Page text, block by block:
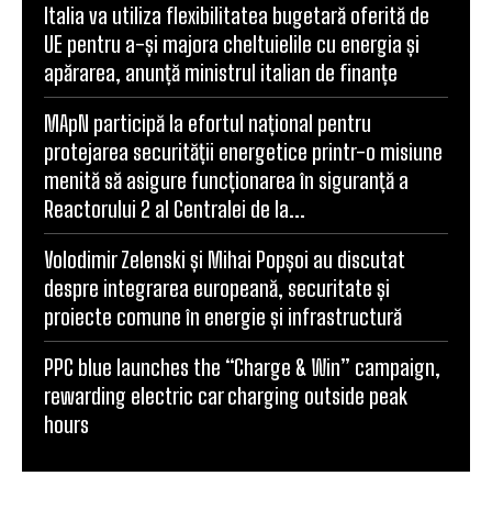
Italia va utiliza flexibilitatea bugetară oferită de
UE pentru a-și majora cheltuielile cu energia și
apărarea, anunță ministrul italian de finanțe
MApN participă la efortul național pentru
protejarea securității energetice printr-o misiune
menită să asigure funcționarea în siguranță a
Reactorului 2 al Centralei de la...
Volodimir Zelenski și Mihai Popșoi au discutat
despre integrarea europeană, securitate și
proiecte comune în energie și infrastructură
PPC blue launches the “Charge & Win” campaign,
rewarding electric car charging outside peak
hours